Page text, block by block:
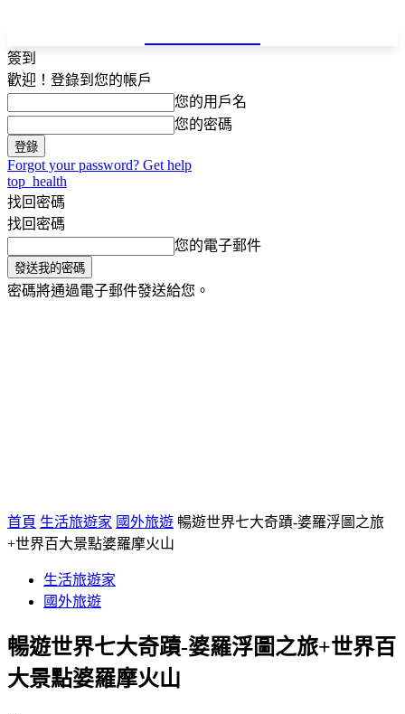
簽到
歡迎！登錄到您的帳戶
您的用戶名
您的密碼
Forgot your password? Get help
top_health
找回密碼
找回密碼
您的電子郵件
密碼將通過電子郵件發送給您。
首頁 生活旅遊家 國外旅遊 暢遊世界七大奇蹟-婆羅浮圖之旅
+世界百大景點婆羅摩火山
生活旅遊家
國外旅遊
暢遊世界七大奇蹟-婆羅浮圖之旅+世界百
大景點婆羅摩火山